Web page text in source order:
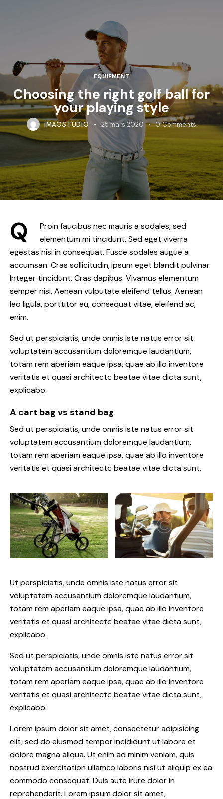
EQUIPMENT
Choosing the right golf ball for
your playing style
IMAOSTUDIO 25 mars 2020 0 Comments
Q
Proin faucibus nec mauris a sodales, sed
elementum mi tincidunt. Sed eget viverra
egestas nisi in consequat. Fusce sodales augue a
accumsan. Cras sollicitudin, ipsum eget blandit pulvinar.
Integer tincidunt. Cras dapibus. Vivamus elementum
semper nisi. Aenean vulputate eleifend tellus. Aenean
leo ligula, porttitor eu, consequat vitae, eleifend ac,
enim.
Sed ut perspiciatis, unde omnis iste natus error sit
voluptatem accusantium doloremque laudantium,
totam rem aperiam eaque ipsa, quae ab illo inventore
veritatis et quasi architecto beatae vitae dicta sunt,
explicabo.
A cart bag vs stand bag
Sed ut perspiciatis, unde omnis iste natus error sit
voluptatem accusantium doloremque laudantium,
totam rem aperiam eaque ipsa, quae ab illo inventore
veritatis et quasi architecto beatae vitae dicta sunt.
Ut perspiciatis, unde omnis iste natus error sit
voluptatem accusantium doloremque laudantium,
totam rem aperiam eaque ipsa, quae ab illo inventore
veritatis et quasi architecto beatae vitae dicta sunt,
explicabo.
Sed ut perspiciatis, unde omnis iste natus error sit
voluptatem accusantium doloremque laudantium,
totam rem aperiam eaque ipsa, quae ab illo inventore
veritatis et quasi architecto beatae vitae dicta sunt,
explicabo.
Lorem ipsum dolor sit amet, consectetur adipisicing
elit, sed do eiusmod tempor incididunt ut labore et
dolore magna aliqua. Ut enim ad minim veniam, quis
nostrud exercitation ullamco laboris nisi ut aliquip ex ea
commodo consequat. Duis aute irure dolor in
reprehenderit. Lorem ipsum dolor sit amet,